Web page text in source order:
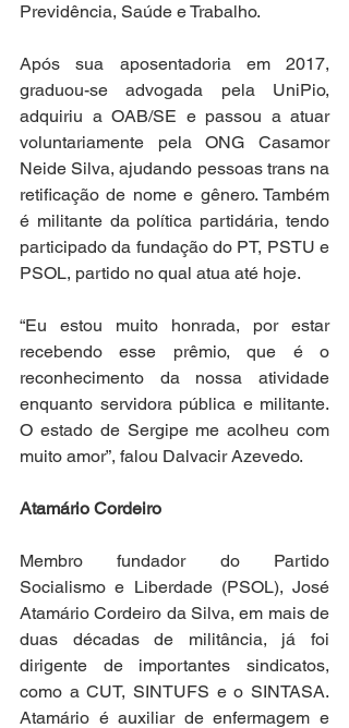
Previdência, Saúde e Trabalho.
Após sua aposentadoria em 2017,
graduou-se advogada pela UniPio,
adquiriu a OAB/SE e passou a atuar
voluntariamente pela ONG Casamor
Neide Silva, ajudando pessoas trans na
retificação de nome e gênero. Também
é militante da política partidária, tendo
participado da fundação do PT, PSTU e
PSOL, partido no qual atua até hoje.
“Eu estou muito honrada, por estar
recebendo esse prêmio, que é o
reconhecimento da nossa atividade
enquanto servidora pública e militante.
O estado de Sergipe me acolheu com
muito amor”, falou Dalvacir Azevedo.
Atamário Cordeiro
Membro fundador do Partido
Socialismo e Liberdade (PSOL), José
Atamário Cordeiro da Silva, em mais de
duas décadas de militância, já foi
dirigente de importantes sindicatos,
como a CUT, SINTUFS e o SINTASA.
Atamário é auxiliar de enfermagem e